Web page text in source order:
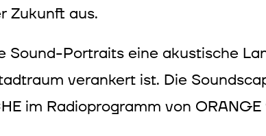
Zukunft aus.
Sound-Portraits eine akustische
verankert ist. Die
im Radioprogramm von